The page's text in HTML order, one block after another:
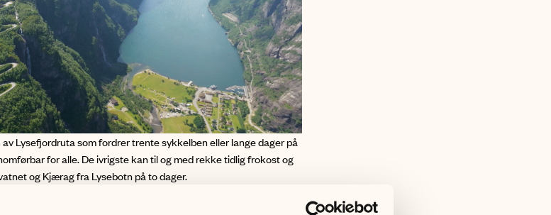
Lysefjordruta som fordrer trente sykkelben eller lange dager på
for alle. De ivrigste kan til og med rekke tidlig frokost og
og Kjærag fra Lysebotn på to dager.